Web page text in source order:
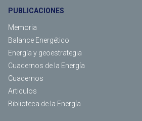
PUBLICACIONES
Memoria
Balance Energético
Energía y geoestrategia
Cuadernos de la Energía
Cuadernos
Articulos
Biblioteca de la Energía